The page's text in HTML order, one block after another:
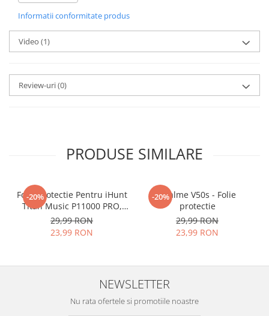
Foliile noastre sunt
tu.
Materialul folosit in
esteNano Glass flexibil.
AcestagaranteazacaNU SE
SPARGE in mii de cioburi
ascutite si periculoase.
zgarieturi si spargere, ci si
INTARESTE ecranul!
Folia avand rezistenta 9H la
Informatii conformitate produs
Video (1)
Review-uri(0)
PRODUSE SIMILARE
-20%
Folie Protectie Pentru iHunt
Titan Music P11000 PRO,
VDOO
29,99 RON
23,99 RON
-20%
Realme V50s - Folie
protectie
29,99 RON
23,99 RON
NEWSLETTER
Nu rata ofertele si promotiile noastre